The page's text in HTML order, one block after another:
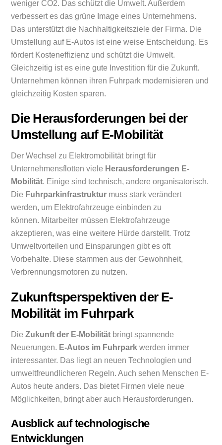
weniger CO2. Das schützt die Umwelt. Außerdem
verbessert es das grüne Image eines Unternehmens.
Das unterstützt die Nachhaltigkeitsziele der Firma. Die
Umstellung auf E-Autos ist eine weise Entscheidung. Es
fördert Kosteneffizienz und schützt die Umwelt.
Gleichzeitig ist es eine gute Investition für die Zukunft.
Unternehmen können ihren Fuhrpark modernisieren und
gleichzeitig Kosten sparen.
Die Herausforderungen bei der
Umstellung auf E-Mobilität
Der Wechsel zu Elektromobilität bringt für
Unternehmensflotten viele Herausforderungen E-
Mobilität. Einige sind technisch, andere organisatorisch.
Die Fuhrparkinfrastruktur muss stark verändert
werden, um Elektrofahrzeuge einbinden zu
können. Mitarbeiter müssen Elektrofahrzeuge
akzeptieren, was eine weitere Hürde darstellt. Trotz
Umweltvorteilen und Einsparungen gibt es oft
Vorbehalte. Diese stammen aus der Gewohnheit,
Verbrennungsmotoren zu nutzen.
Zukunftsperspektiven der E-
Mobilität im Fuhrpark
DieZukunft der E-Mobilität bringt spannende
Neuerungen. E-Autos im Fuhrpark werden immer
interessanter. Das liegt an neuen Technologien und
umweltfreundlicheren Regeln. Auch sehen Menschen E-
Autos heute anders. Das bietet Firmen viele neue
Möglichkeiten, bringt aber auch Herausforderungen.
Ausblick auf technologische
Entwicklungen